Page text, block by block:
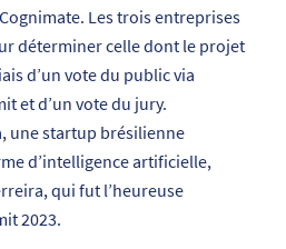
Cognimate. Lestroisentreprises
déterminercelledont le projet
d’un votedu publicvia
etd’un votedu jury.
unestartup brésilienne
d’intelligence artificielle,
qui fut l’heureuse
2023.